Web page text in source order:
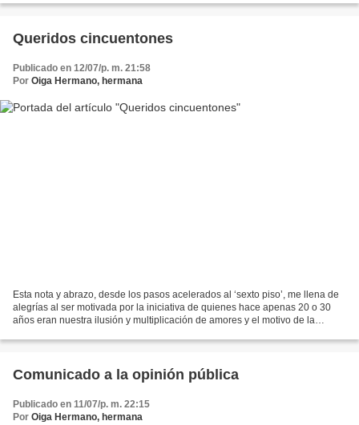
Queridos cincuentones
Publicado en 12/07/p. m. 21:58
Por Oiga Hermano, hermana
Esta nota y abrazo, desde los pasos acelerados al ‘sexto piso’, me llena de
alegrías al ser motivada por la iniciativa de quienes hace apenas 20 o 30
años eran nuestra ilusión y multiplicación de amores y el motivo de la
Comunicado a la opinión pública
Publicado en 11/07/p. m. 22:15
Por Oiga Hermano, hermana